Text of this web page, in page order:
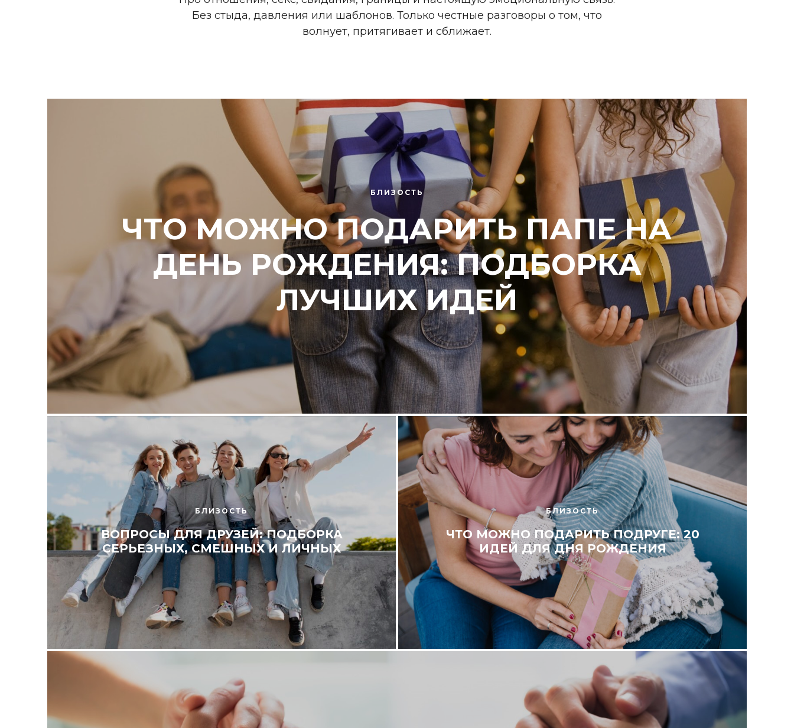
Без стыда, давления или шаблонов. Только честные разговоры о том, что
волнует, притягивает и сближает.
БЛИЗОСТЬ
ЧТО МОЖНО ПОДАРИТЬ ПАПЕ НА
ДЕНЬ РОЖДЕНИЯ: ПОДБОРКА
ЛУЧШИХ ИДЕЙ
БЛИЗОСТЬ
ВОПРОСЫ ДЛЯ ДРУЗЕЙ: ПОДБОРКА
СЕРЬЕЗНЫХ, СМЕШНЫХ И ЛИЧНЫХ
БЛИЗОСТЬ
ЧТО МОЖНО ПОДАРИТЬ ПОДРУГЕ: 20
ИДЕЙ ДЛЯ ДНЯ РОЖДЕНИЯ